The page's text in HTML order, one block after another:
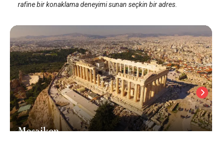
rafine bir konaklama deneyimi sunan seçkin bir adres.
Mosaikon